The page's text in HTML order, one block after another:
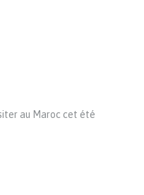
au Maroc cet été